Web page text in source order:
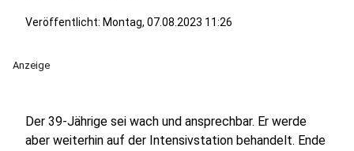
Veröffentlicht: Montag, 07.08.2023 11:26
Anzeige
Der 39-Jährige sei wach und ansprechbar. Er werde
aber weiterhin auf der Intensivstation behandelt. Ende